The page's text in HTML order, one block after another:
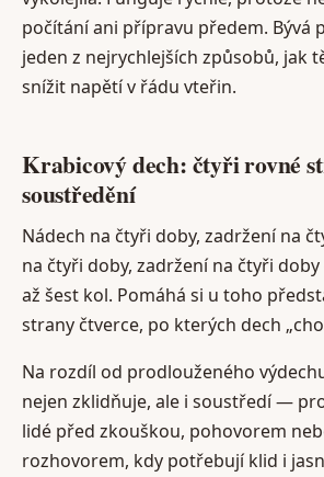
počítání ani přípravu předem. Bývá
jeden z nejrychlejších způsobů, jak
snížit napětí v řádu vteřin.
Krabicový dech: čtyři rovné
soustředění
Nádech na čtyři doby, zadržení na
na čtyři doby, zadržení na čtyři
až šest kol. Pomáhá si u toho
strany čtverce, po kterých dech
Na rozdíl od prodlouženého
nejen zklidňuje, ale i soustředí —
lidé před zkouškou, pohovorem
rozhovorem, kdy potřebují klid i